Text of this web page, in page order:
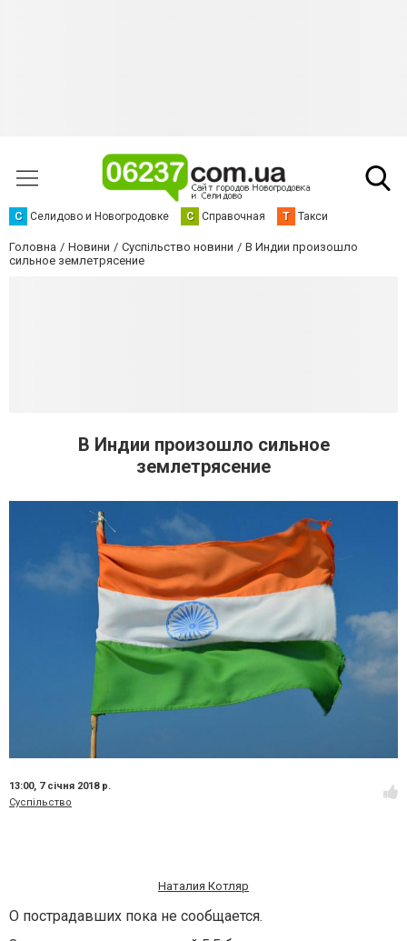
С Селидово и Новогродовке С Справочная Т Такси
Головна Новини Суспільство новини
В Индии произошло
сильное землетрясение
В Индии произошло сильное
землетрясение
13:00, 7 січня 2018 р.
Суспільство
Наталия Котляр
О пострадавших пока не сообщается.